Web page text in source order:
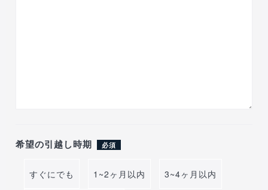
希望の引越し時期 必須
すぐにでも 1~2ヶ月以内 3~4ヶ月以内